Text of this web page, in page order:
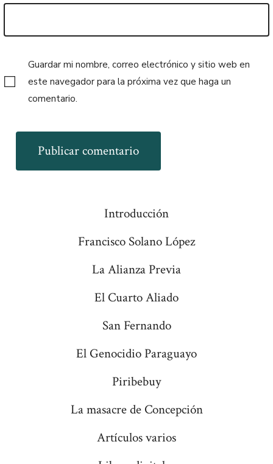
Guardar mi nombre, correo electrónico y sitio web en
este navegador para la próxima vez que haga un
comentario.
Introducción
Francisco Solano López
La Alianza Previa
El Cuarto Aliado
San Fernando
El Genocidio Paraguayo
Piribebuy
La masacre de Concepción
Artículos varios